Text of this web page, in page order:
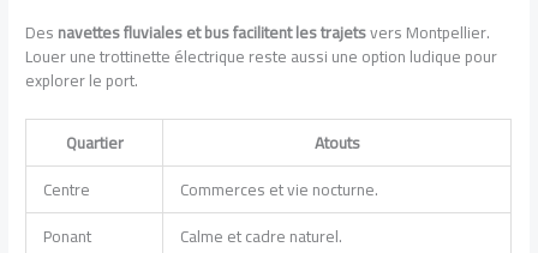
Desnavettes fluviales et bus facilitent les trajetsvers Montpellier.
Louer une trottinette électrique reste aussi une option ludique pour
explorer le port.
Quartier
Atouts
Centre
Commerces et vie nocturne.
Ponant
Calme et cadre naturel.